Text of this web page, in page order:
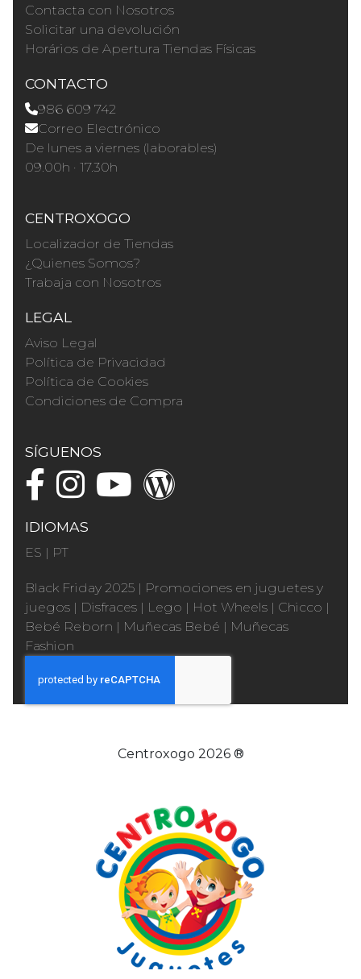
Contacta con Nosotros
Solicitar una devolución
Horários de Apertura Tiendas Físicas
CONTACTO
986 609 742
Correo Electrónico
De lunes a viernes (laborables)
09.00h · 17.30h
CENTROXOGO
Localizador de Tiendas
¿Quienes Somos?
Trabaja con Nosotros
LEGAL
Aviso Legal
Política de Privacidad
Política de Cookies
Condiciones de Compra
SÍGUENOS
IDIOMAS
ES | PT
Black Friday 2025 | Promociones en juguetes y
juegos | Disfraces | Lego | Hot Wheels | Chicco |
Bebé Reborn | Muñecas Bebé | Muñecas
Fashion
Centroxogo 2026 ®